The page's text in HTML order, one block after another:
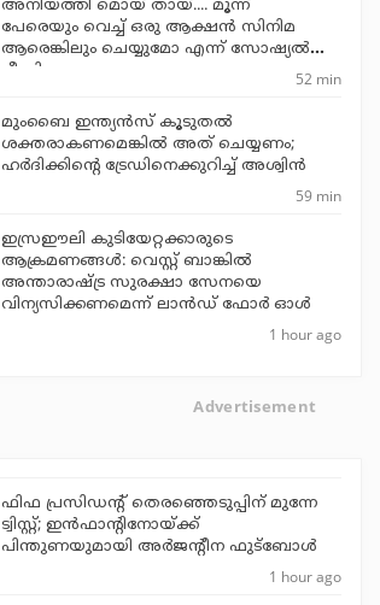
അനിയത്തി മൊയ് തായ്.... മൂന്ന്
പേരെയും വെച്ച് ഒരു ആക്ഷന്‍ സിനിമ
ആരെങ്കിലും ചെയ്യുമോ എന്ന് സോഷ്യല്‍
മീഡിയ
52 min
മുംബൈ ഇന്ത്യന്‍സ് കൂടുതല്‍
ശക്തരാകണമെങ്കില്‍ അത് ചെയ്യണം;
ഹര്‍ദിക്കിന്റെ ട്രേഡിനെക്കുറിച്ച് അശ്വിന്‍
59 min
ഇസ്രഈലി കുടിയേറ്റക്കാരുടെ
ആക്രമണങ്ങള്‍: വെസ്റ്റ് ബാങ്കില്‍
അന്താരാഷ്ട്ര സുരക്ഷാ സേനയെ
വിന്യസിക്കണമെന്ന് ലാന്‍ഡ് ഫോര്‍ ഓള്‍
1 hour ago
Advertisement
ഫിഫ പ്രസിഡന്റ് തെരഞ്ഞെടുപ്പിന് മുന്നേ
ട്വിസ്റ്റ്; ഇന്‍ഫാന്റിനോയ്ക്ക്
പിന്തുണയുമായി അര്‍ജന്റീന ഫുട്‌ബോള്‍
1 hour ago